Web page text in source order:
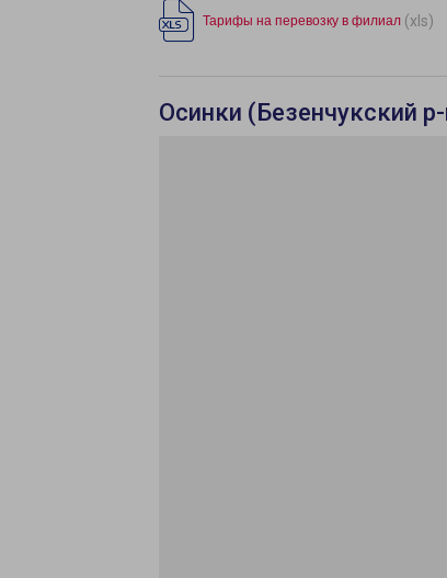
Тарифы на перевозку в филиал (xls)
Осинки (Безенчукский